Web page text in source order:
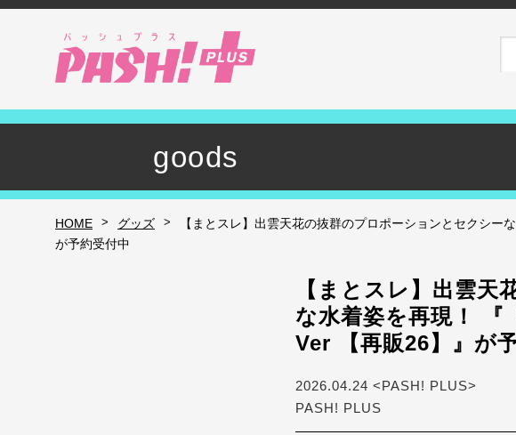
goods
HOME > グッズ >
【まとスレ】出雲天花の抜群のプロポーションとセクシー
が予約受付中
【まとスレ】出雲
な水着姿を再現！ 『
Ver 【再販26】』が
2026.04.24 <PASH! PLUS>
PASH! PLUS